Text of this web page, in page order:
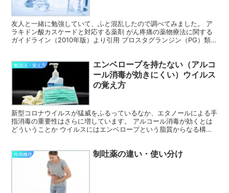
友人と一緒に勉強していて、ふと混乱したので調べてみました。 ア
ラキドン酸カスケードと対応する薬剤 がん疼痛の薬物療法に関する
ガイドライン（2010年版）より引用 プロスタグランジン（PG）類は
勉強法・覚え方
エンベロープを持たない（アルコ
ール消毒が効きにくい）ウイルス
の覚え方
新型コロナウイルスが猛威をふるっているなか、エタノールによる手
指消毒の重要性はさらに増しています。 アルコール消毒が効くとは
どういうことか ウイルスにはエンベロープという脂質からなる構造
作用機序 制吐薬の違い・使い分け